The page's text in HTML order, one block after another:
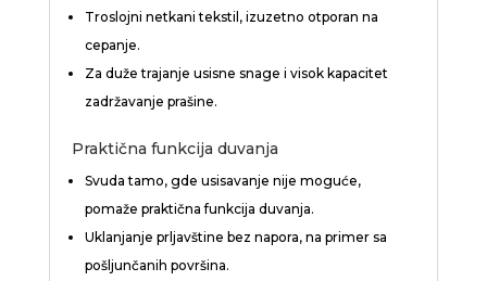
Troslojni netkani tekstil, izuzetno otporan na
cepanje.
Za duže trajanje usisne snage i visok kapacitet
zadržavanje prašine.
Praktična funkcija duvanja
Svuda tamo, gde usisavanje nije moguće,
pomaže praktična funkcija duvanja.
Uklanjanje prljavštine bez napora, na primer sa
pošljunčanih površina.